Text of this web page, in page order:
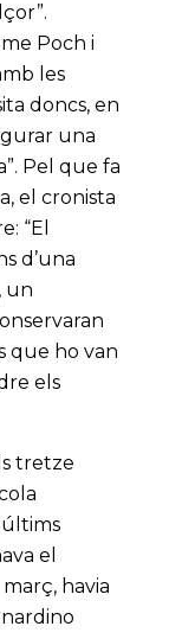
Poch i
les
doncs, en
una
Pel que fa
el cronista
“El
d’una
un
que ho van
els
tretze
últims
el
havia